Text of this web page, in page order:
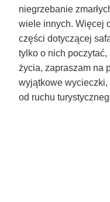
niegrzebanie
wiele innych. Więcej
części dotyczącej
tylko o nich
życia, zapraszam na
wyjątkowe
od ruchu